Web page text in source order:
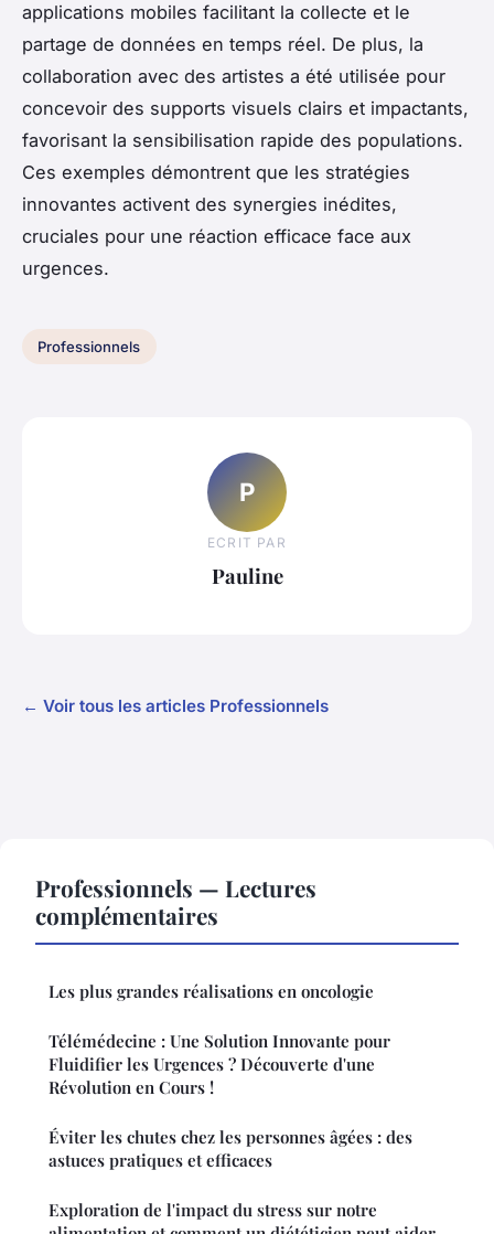
applications mobiles facilitant la collecte et le
partage de données en temps réel. De plus, la
collaboration avec des artistes a été utilisée pour
concevoir des supports visuels clairs et impactants,
favorisant la sensibilisation rapide des populations.
Ces exemples démontrent que les stratégies
innovantes activent des synergies inédites,
cruciales pour une réaction efficace face aux
urgences.
Professionnels
P
ECRIT PAR
Pauline
← Voir tous les articles Professionnels
Professionnels — Lectures
complémentaires
Les plus grandes réalisations en oncologie
Télémédecine : Une Solution Innovante pour
Fluidifier les Urgences ? Découverte d'une
Révolution en Cours !
Éviter les chutes chez les personnes âgées : des
astuces pratiques et efficaces
Exploration de l'impact du stress sur notre